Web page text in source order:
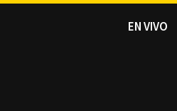
EN VIVO